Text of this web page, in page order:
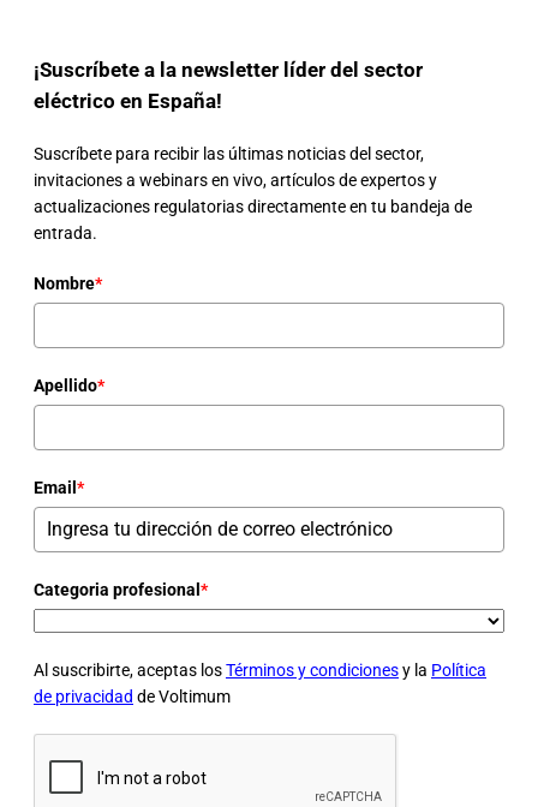
¡Suscríbete a la newsletter líder del sector
eléctrico en España!
Suscríbete para recibir las últimas noticias del sector,
invitaciones a webinars en vivo, artículos de expertos y
actualizaciones regulatorias directamente en tu bandeja de
entrada.
Nombre*
Apellido*
Email *
Categoria profesional *
Al suscribirte, aceptas losTérminos y condicionesy la Política
de privacidad de Voltimum